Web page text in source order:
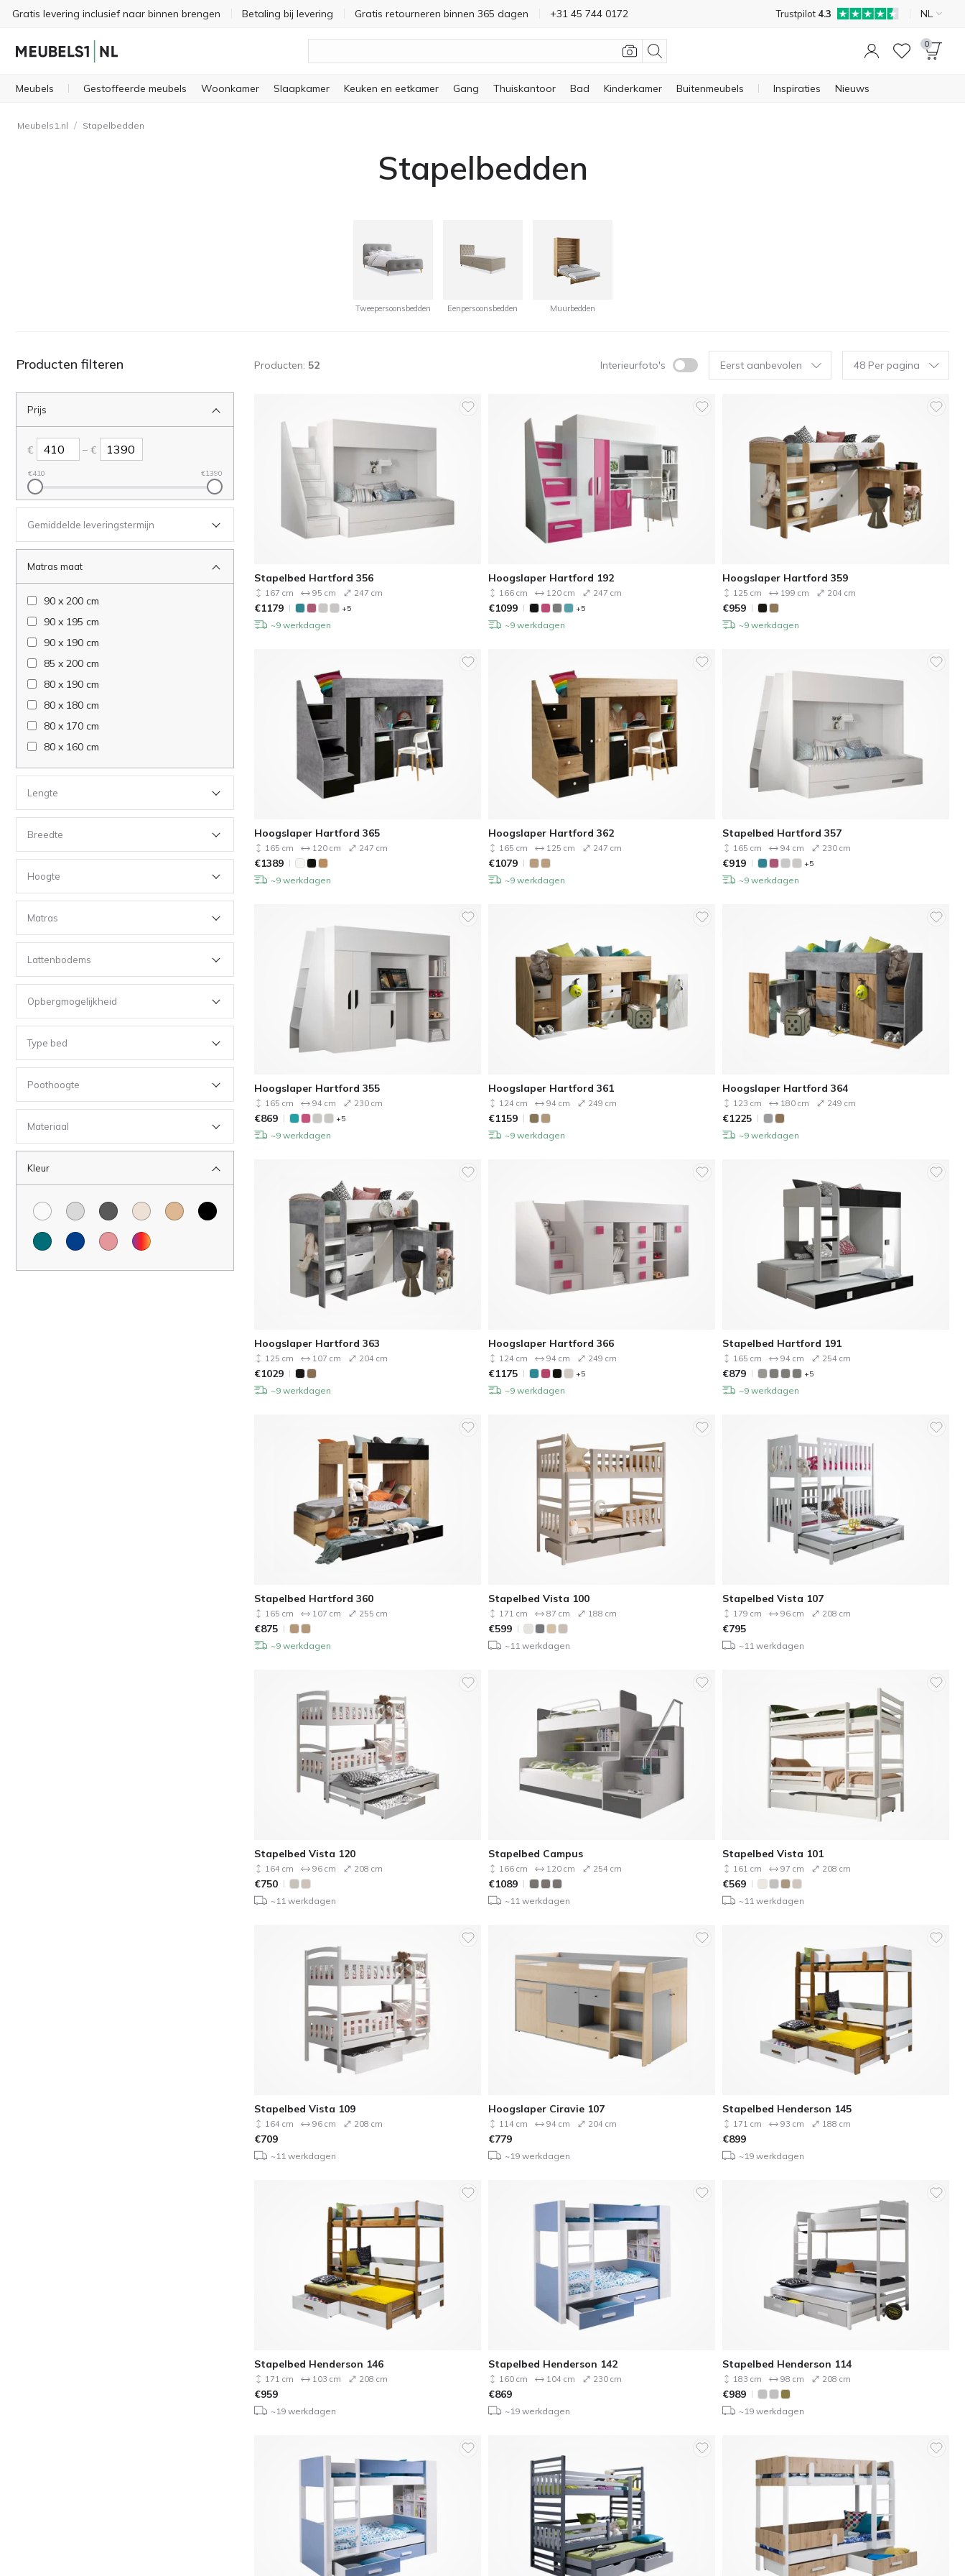
Gratis levering inclusief naar binnen brengen Betaling bij levering Gratis retourneren binnen 365 dagen +31 45 744 0172 Trustpilot 4.3 NL
0
Meubels Gestoffeerde meubels Woonkamer Slaapkamer Keuken en eetkamer Gang Thuiskantoor Bad Kinderkamer Buitenmeubels Inspiraties Nieuws
Meubels1.nl / Stapelbedden
Stapelbedden
Tweepersoonsbedden Eenpersoonsbedden Muurbedden
Producten filteren
Prijs
€ – €
€410 €1390
Gemiddelde leveringstermijn
Matras maat
90 x 200 cm
90 x 195 cm
90 x 190 cm
85 x 200 cm
80 x 190 cm
80 x 180 cm
80 x 170 cm
80 x 160 cm
Lengte
Breedte
Hoogte
Matras
Lattenbodems
Opbergmogelijkheid
Type bed
Poothoogte
Materiaal
Kleur
Producten: 52 Interieurfoto's Eerst aanbevolen 48 Per pagina
Stapelbed Hartford 356
167 cm 95 cm 247 cm
€1179 +5
~9 werkdagen
Hoogslaper Hartford 192
166 cm 120 cm 247 cm
€1099 +5
~9 werkdagen
Hoogslaper Hartford 359
125 cm 199 cm 204 cm
€959
~9 werkdagen
Hoogslaper Hartford 365
165 cm 120 cm 247 cm
€1389
~9 werkdagen
Hoogslaper Hartford 362
165 cm 125 cm 247 cm
€1079
~9 werkdagen
Stapelbed Hartford 357
165 cm 94 cm 230 cm
€919 +5
~9 werkdagen
Hoogslaper Hartford 355
165 cm 94 cm 230 cm
€869 +5
~9 werkdagen
Hoogslaper Hartford 361
124 cm 94 cm 249 cm
€1159
~9 werkdagen
Hoogslaper Hartford 364
123 cm 180 cm 249 cm
€1225
~9 werkdagen
Hoogslaper Hartford 363
125 cm 107 cm 204 cm
€1029
~9 werkdagen
Hoogslaper Hartford 366
124 cm 94 cm 249 cm
€1175 +5
~9 werkdagen
Stapelbed Hartford 191
165 cm 94 cm 254 cm
€879 +5
~9 werkdagen
Stapelbed Hartford 360
165 cm 107 cm 255 cm
€875
~9 werkdagen
Stapelbed Vista 100
171 cm 87 cm 188 cm
€599
~11 werkdagen
Stapelbed Vista 107
179 cm 96 cm 208 cm
€795
~11 werkdagen
Stapelbed Vista 120
164 cm 96 cm 208 cm
€750
~11 werkdagen
Stapelbed Campus
166 cm 120 cm 254 cm
€1089
~11 werkdagen
Stapelbed Vista 101
161 cm 97 cm 208 cm
€569
~11 werkdagen
Stapelbed Vista 109
164 cm 96 cm 208 cm
€709
~11 werkdagen
Hoogslaper Ciravie 107
114 cm 94 cm 204 cm
€779
~19 werkdagen
Stapelbed Henderson 145
171 cm 93 cm 188 cm
€899
~19 werkdagen
Stapelbed Henderson 146
171 cm 103 cm 208 cm
€959
~19 werkdagen
Stapelbed Henderson 142
160 cm 104 cm 230 cm
€869
~19 werkdagen
Stapelbed Henderson 114
183 cm 98 cm 208 cm
€989
~19 werkdagen